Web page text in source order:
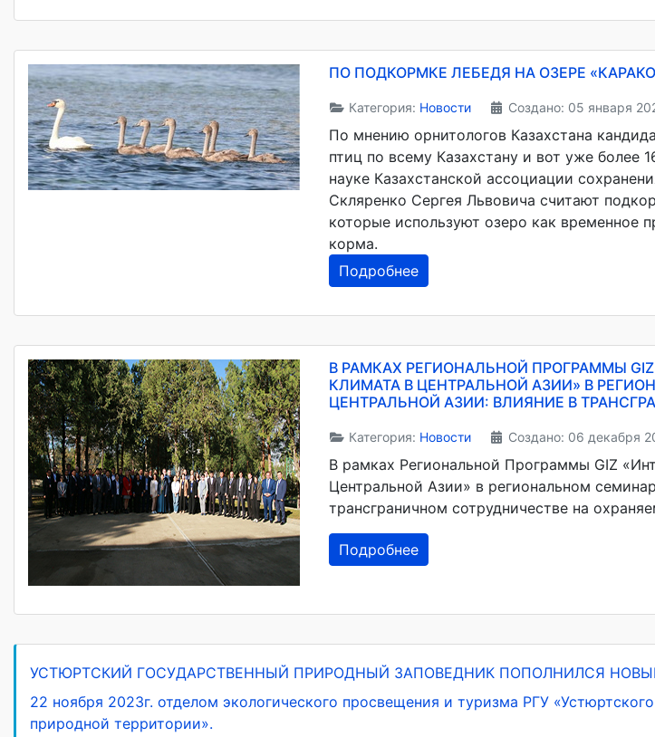
ПО ПОДКОРМКЕ ЛЕБЕДЯ НА ОЗЕРЕ
Категория: Новости Создано: 05 января
По мнению орнитологов Казахстана
птиц по всему Казахстану и вот уже более
науке Казахстанской ассоциации
Скляренко Сергея Львовича считают
которые используют озеро как временное
корма.
Подробнее
В РАМКАХ РЕГИОНАЛЬНОЙ ПРОГРАММЫ
КЛИМАТА В ЦЕНТРАЛЬНОЙ АЗИИ» В
ЦЕНТРАЛЬНОЙ АЗИИ: ВЛИЯНИЕ В
Категория: Новости Создано: 06 декабря
В рамках Региональной Программы GIZ
Центральной Азии» в региональном
трансграничном сотрудничестве на
Подробнее
УСТЮРТСКИЙ ГОСУДАРСТВЕННЫЙ ПРИРОДНЫЙ ЗАПОВЕДНИК ПОПОЛНИЛСЯ
22 ноября 2023г. отделом экологического просвещения и туризма РГУ
природной территории».